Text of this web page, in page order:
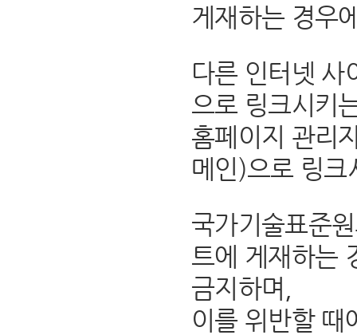
게재하는 경우
다른 인터넷 사
으로 링크시키
홈페이지 관리
메인)으로 링크
국가기술표준
트에 게재하는
금지하며,
이를 위반할 때